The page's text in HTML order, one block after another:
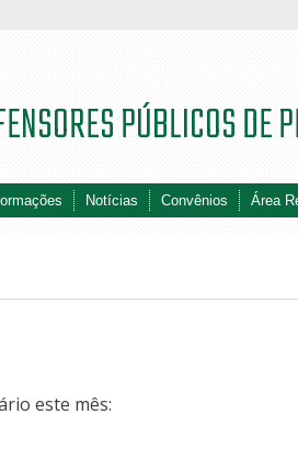
Notícias Convênios Área
PÚBLICOS DE
este mês: